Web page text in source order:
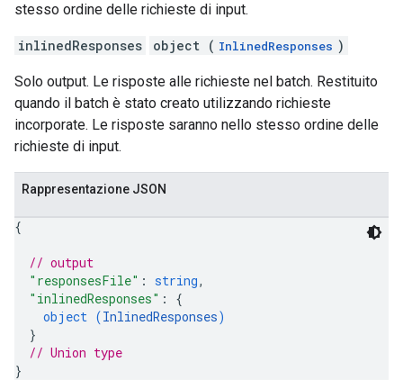
stesso ordine delle richieste di input.
inlinedResponses object ( InlinedResponses )
Solo output. Le risposte alle richieste nel batch. Restituito
quando il batch è stato creato utilizzando richieste
incorporate. Le risposte saranno nello stesso ordine delle
richieste di input.
Rappresentazione JSON
{
// output
"responsesFile" : string,
"inlinedResponses" : {
object (InlinedResponses)
}
// Union type
}